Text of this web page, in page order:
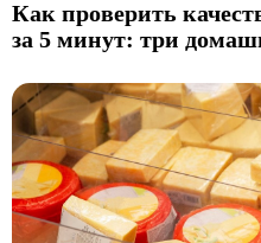
Как проверить
за 5 минут: три